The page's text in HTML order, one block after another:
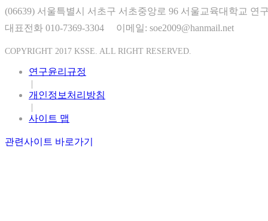
(06639) 서울특별시 서초구 서초중앙로 96 서울교육대학교 연
대표전화 010-7369-3304 이메일: soe2009@hanmail.net
COPYRIGHT 2017 KSSE. ALL RIGHT RESERVED.
연구윤리규정
|
개인정보처리방침
|
사이트 맵
관련사이트 바로가기